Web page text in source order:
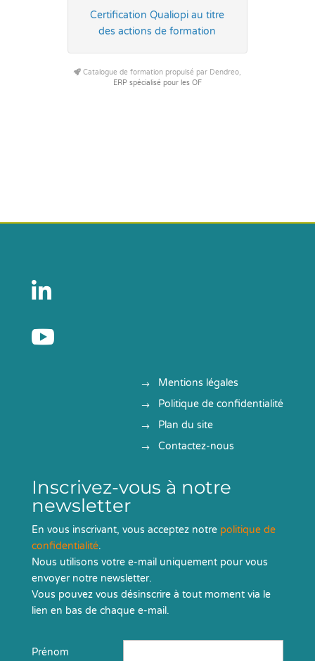
Certification Qualiopi au titre
des actions de formation
Catalogue de formation propulsé par Dendreo,
ERP spécialisé pour les OF


Mentions légales
Politique de confidentialité
Plan du site
Contactez-nous
Inscrivez-vous à notre
newsletter
En vous inscrivant, vous acceptez notre politique de
confidentialité.
Nous utilisons votre e-mail uniquement pour vous
envoyer notre newsletter.
Vous pouvez vous désinscrire à tout moment via le
lien en bas de chaque e-mail.
Prénom